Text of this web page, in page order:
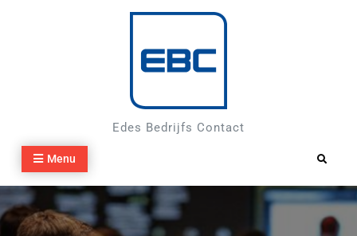
Edes Bedrijfs Contact
Menu Search